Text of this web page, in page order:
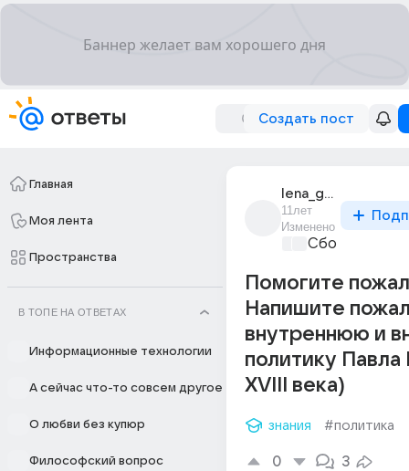
Создать пост
Главная
Моя лента
Пространства
В ТОПЕ НА ОТВЕТАХ
Информационные технологии
А сейчас что-то совсем другое
О любви без купюр
Философский вопрос
lena_g_207
11лет
Изменено
Сборная
Помогите
Напишите
внутреннюю и
политику Павла
XVIII века)
знания #политика
0 3